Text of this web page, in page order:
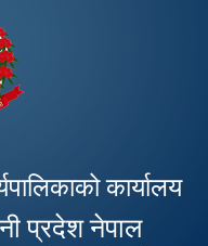
कार्यालय
प्रदेश नेपाल